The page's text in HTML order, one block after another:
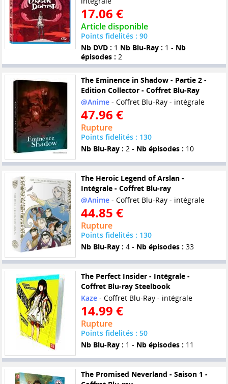
17.06 €
Article disponible
Points fidelités : 90
Nb DVD : 1 Nb Blu-Ray : 1 - Nb
épisodes : 2
The Eminence in Shadow - Partie 2 -
Edition Collector - Coffret Blu-Ray
@Anime- Coffret Blu-Ray - intégrale
47.96 €
Rupture
Points fidelités : 130
Nb Blu-Ray : 2 - Nb épisodes : 10
The Heroic Legend of Arslan -
Intégrale - Coffret Blu-ray
@Anime- Coffret Blu-Ray - intégrale
44.85 €
Rupture
Points fidelités : 130
Nb Blu-Ray : 4 - Nb épisodes : 33
The Perfect Insider - Intégrale -
Coffret Blu-ray Steelbook
Kaze- Coffret Blu-Ray - intégrale
14.99 €
Rupture
Points fidelités : 50
Nb Blu-Ray : 1 - Nb épisodes : 11
The Promised Neverland - Saison 1 -